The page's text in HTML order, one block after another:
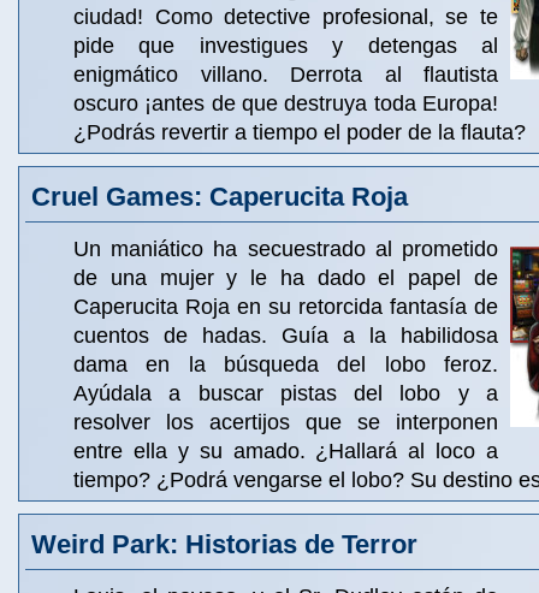
ciudad! Como detective profesional, se te
pide que investigues y detengas al
enigmático villano. Derrota al flautista
oscuro ¡antes de que destruya toda Europa!
¿Podrás revertir a tiempo el poder de la flauta?
Cruel Games: Caperucita Roja
Un maniático ha secuestrado al prometido
de una mujer y le ha dado el papel de
Caperucita Roja en su retorcida fantasía de
cuentos de hadas. Guía a la habilidosa
dama en la búsqueda del lobo feroz.
Ayúdala a buscar pistas del lobo y a
resolver los acertijos que se interponen
entre ella y su amado. ¿Hallará al loco a
tiempo? ¿Podrá vengarse el lobo? Su destino
Weird Park: Historias de Terror